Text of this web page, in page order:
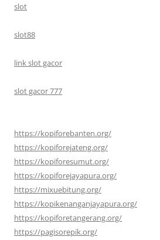
slot
slot88
link slot gacor
slot gacor 777
https://kopiforebanten.org/
https://kopiforejateng.org/
https://kopiforesumut.org/
https://kopiforejayapura.org/
https://mixuebitung.org/
https://kopikenanganjayapura.org/
https://kopiforetangerang.org/
https://pagisorepik.org/